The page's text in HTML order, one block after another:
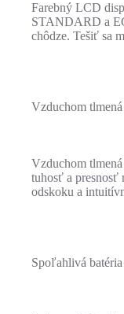
Farebný LCD
STANDARD a
chôdze. Tešiť sa
Vzduchom
Vzduchom
tuhosť a presnosť
odskoku a
Spoľahlivá batéria